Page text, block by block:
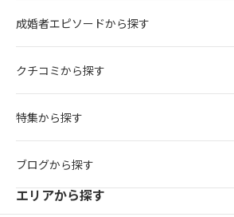
成婚者エピソードから探す
クチコミから探す
特集から探す
ブログから探す
エリアから探す